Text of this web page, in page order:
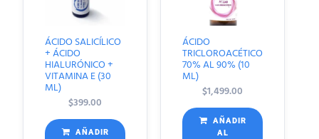
ÁCIDO SALICÍLICO
+ ÁCIDO
HIALURÓNICO +
VITAMINA E (30
ML)
$399.00
AÑADIR
ÁCIDO
TRICLOROACÉTICO
70% AL 90% (10
ML)
$1,499.00
AÑADIR
AL